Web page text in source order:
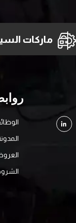
ماركات